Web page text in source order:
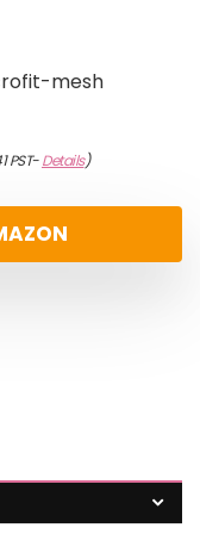
mesh
PST-Details)